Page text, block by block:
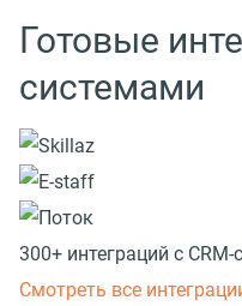
Готовые
системами
300+ интеграций с
Смотреть все